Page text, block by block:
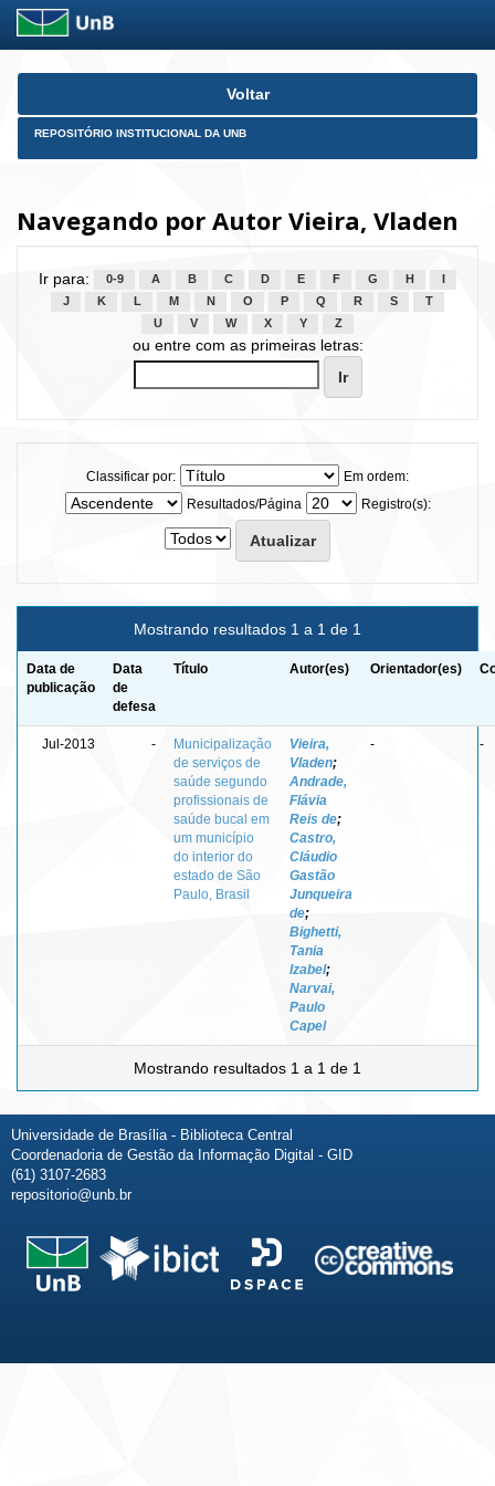
Skip
Voltar
REPOSITÓRIO INSTITUCIONAL DA UNB
Navegando por Autor Vieira, Vladen
Ir para: 0-9 A B C D E F G H
J
K L M N O P Q R S
T
U
V W X Y Z
ou entre com as primeiras letras:
Classificar por:
Em ordem:
Resultados/Página
Registro(s):
Mostrando resultados 1 a 1 de 1
Data de
publicação
Data
de
defesa
Título Autor(es) Orientador(es)
Jul-2013 -
Municipalização
de serviços de
saúde segundo
profissionais de
saúde bucal em
um município
do interior do
estado de São
Paulo, Brasil
Vieira,
Vladen;
Andrade,
Flávia
Reis de;
Castro,
Cláudio
Gastão
Junqueira
de;
Bighetti,
Tania
Izabel;
Narvai,
Paulo
Capel
- -
Mostrando resultados 1 a 1 de 1
Universidade de Brasília - Biblioteca Central
Coordenadoria de Gestão da Informação Digital - GID
(61) 3107-2683
repositorio@unb.br